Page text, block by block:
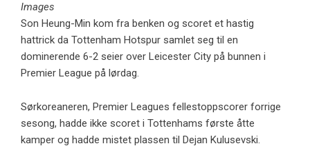
Images
Son Heung-Min kom fra benken og scoret et hastig
hattrick da Tottenham Hotspur samlet seg til en
dominerende 6-2 seier over Leicester City på bunnen i
Premier League på lørdag.
Sørkoreaneren, Premier Leagues fellestoppscorer forrige
sesong, hadde ikke scoret i Tottenhams første åtte
kamper og hadde mistet plassen til Dejan Kulusevski.